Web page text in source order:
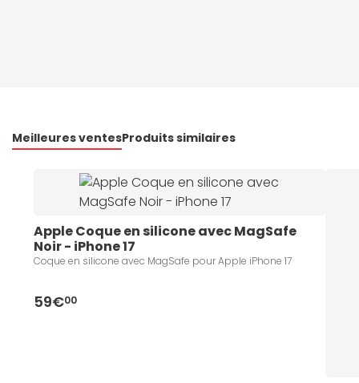
Meilleures ventesProduits similaires
Apple Coque en silicone avec MagSafe
Noir - iPhone 17
Coque en silicone avec MagSafe pour Apple iPhone 17
59€00